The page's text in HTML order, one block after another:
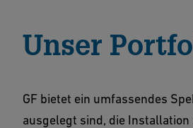
Unser
GF bietet ein umfassendes
ausgelegt sind, die